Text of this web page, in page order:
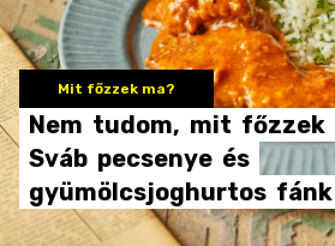
Mit főzzek ma?
Nem tudom, mit főzzek
Sváb pecsenye és
gyümölcsjoghurtos fánk